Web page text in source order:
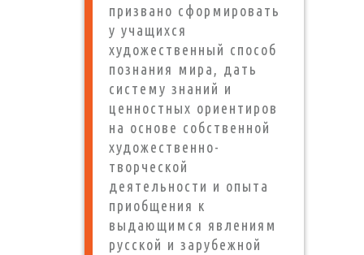
призвано сформировать
у учащихся
художественный способ
познания мира, дать
систему знаний и
ценностных ориентиров
на основе собственной
художественно-
творческой
деятельности и опыта
приобщения к
выдающимся явлениям
русской и зарубежной